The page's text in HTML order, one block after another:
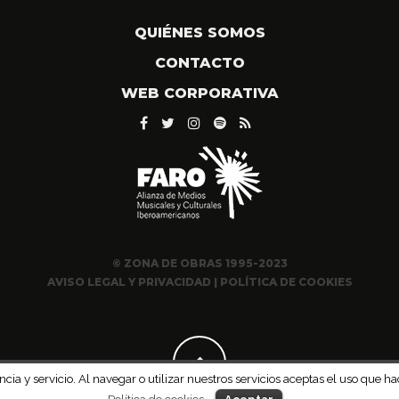
QUIÉNES SOMOS
CONTACTO
WEB CORPORATIVA
© ZONA DE OBRAS 1995-2023
AVISO LEGAL Y PRIVACIDAD | POLÍTICA DE COOKIES
y servicio. Al navegar o utilizar nuestros servicios aceptas el uso que